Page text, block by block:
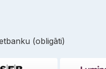
(obligāti)